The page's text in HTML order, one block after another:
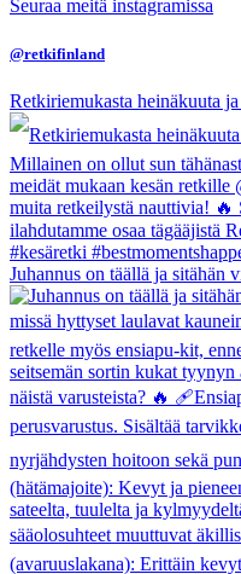
Seuraa meitä instagramissa
@retkifinland
Retkiriemukasta heinäkuuta
Juhannus on täällä ja sitähän